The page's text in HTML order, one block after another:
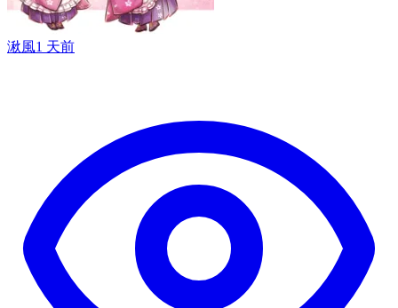
湫風1 天前